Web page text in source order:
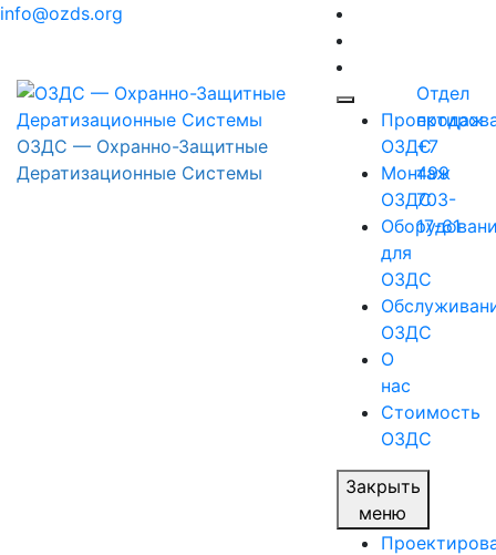
Перейти
info@ozds.org
ОЗДС — Охранно-Защитные
Дератизационные Системы
ОЗДС
Монтаж
ОЗДС
для
ОЗДС
ОЗДС
О
нас
Стоимость
ОЗДС
Закрыть
меню
Отдел
продаж
+7
499
703-
17-61